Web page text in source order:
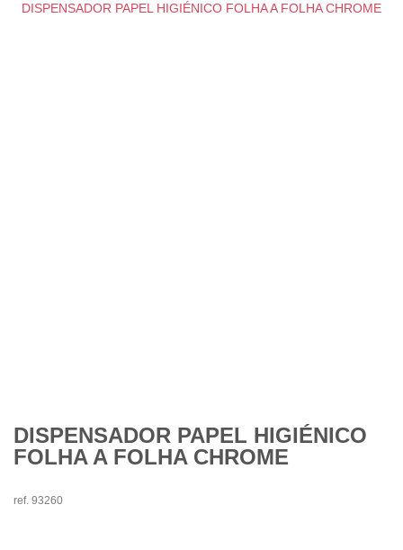
DISPENSADOR PAPEL HIGIÉNICO FOLHA A FOLHA CHROME
DISPENSADOR PAPEL HIGIÉNICO
FOLHA A FOLHA CHROME
ref. 93260